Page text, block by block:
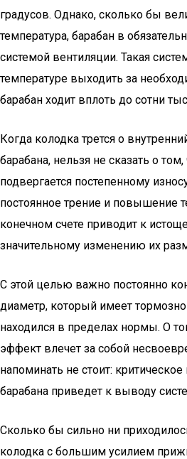
градусов. Однако, сколько бы
температура, барабан в
системой вентиляции. Такая
температуре выходить за
барабан ходит вплоть до сотни
Когда колодка трется о
барабана, нельзя не сказать о
подвергается постепенному
постоянное трение и повышение
конечном счете приводит к
значительному изменению их
С этой целью важно постоянно
диаметр, который имеет
находился в пределах нормы. О
эффект влечет за собой
напоминать не стоит:
барабана приведет к выводу
Сколько бы сильно ни
колодка с большим усилием